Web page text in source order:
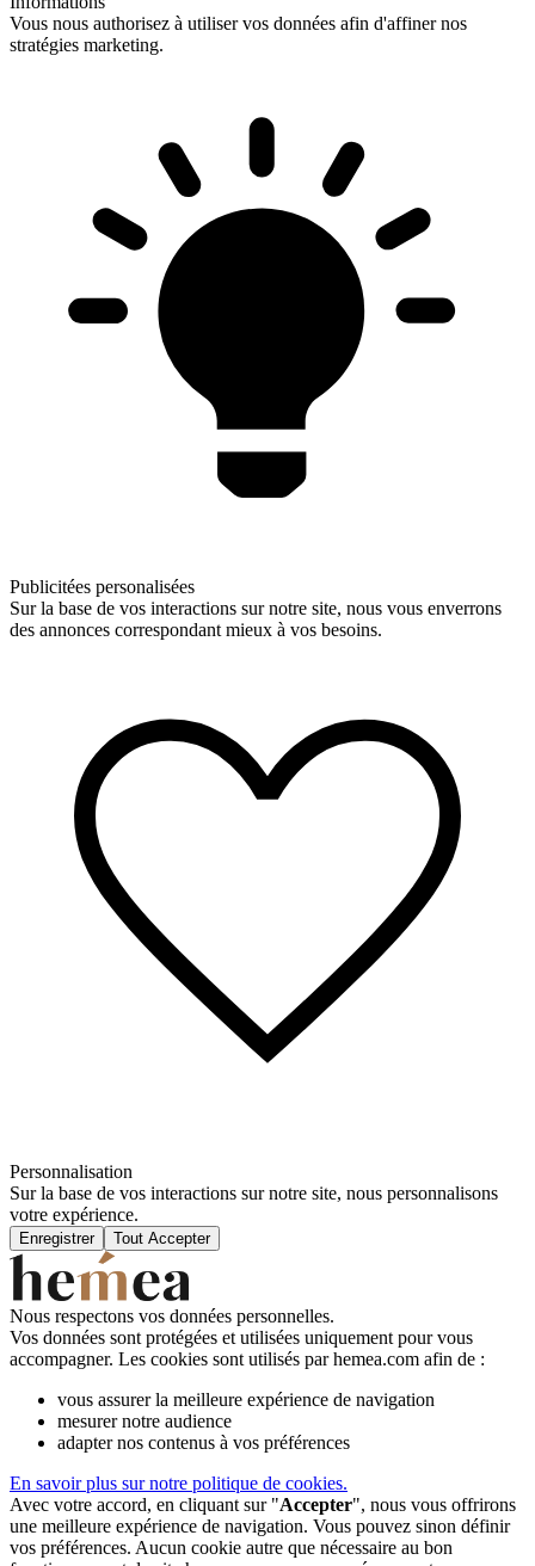
Vous nous authorisez à utiliser vos données afin d'affiner nos
stratégies marketing.
Publicitées personalisées
Sur la base de vos interactions sur notre site, nous vous enverrons
des annonces correspondant mieux à vos besoins.
Personnalisation
Sur la base de vos interactions sur notre site, nous personnalisons
votre expérience.
Enregistrer Tout Accepter
Nous respectons vos données personnelles.
Vos données sont protégées et utilisées uniquement pour vous
accompagner. Les cookies sont utilisés par hemea.com afin de :
vous assurer la meilleure expérience de navigation
mesurer notre audience
adapter nos contenus à vos préférences
En savoir plus sur notre politique de cookies.
Avec votre accord, en cliquant sur "Accepter", nous vous offrirons
une meilleure expérience de navigation. Vous pouvez sinon définir
vos préférences. Aucun cookie autre que nécessaire au bon